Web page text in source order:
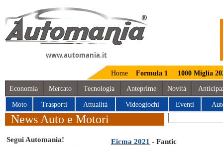
www.automania.it
Home Formula 1 1000 Miglia
Economia Mercato Tecnologia Anteprime Novità
Moto Trasporti Attualità Videogiochi Eventi
News Auto e Motori
Segui Automania! Eicma 2021 - Fantic